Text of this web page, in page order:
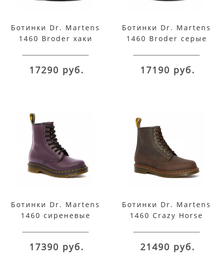
Ботинки Dr. Martens
1460 Broder хаки
17290 руб.
Ботинки Dr. Martens
1460 Broder серые
17190 руб.
Ботинки Dr. Martens
1460 сиреневые
17390 руб.
Ботинки Dr. Martens
1460 Crazy Horse
21490 руб.